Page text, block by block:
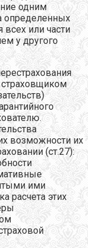
одним
определенных
всех или части
у другого
возможности их
(ст.27):
ими
расчета этих